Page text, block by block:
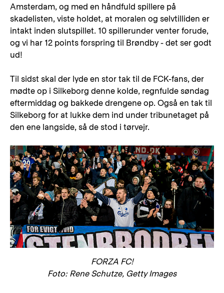
Amsterdam, og med en håndfuld spillere på
skadelisten, viste holdet, at moralen og selvtilliden er
intakt inden slutspillet. 10 spillerunder venter forude,
og vi har 12 points forspring til Brøndby - det ser godt
ud!
Til sidst skal der lyde en stor tak til de FCK-fans, der
mødte op i Silkeborg denne kolde, regnfulde søndag
eftermiddag og bakkede drengene op. Også en tak til
Silkeborg for at lukke dem ind under tribunetaget på
den ene langside, så de stod i tørvejr.
FORZA FC!
Foto: Rene Schutze, Getty Images